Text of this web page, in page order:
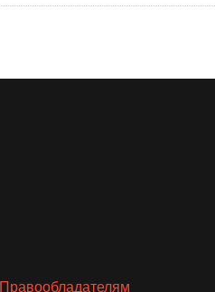
Правообладателям